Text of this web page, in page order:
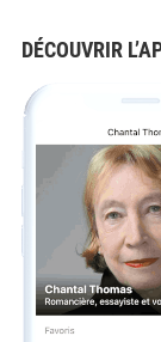
DÉCOUVRIR